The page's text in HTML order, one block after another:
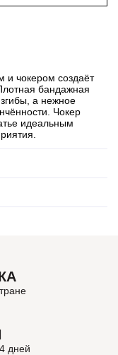
и чокером создаёт
бандажная
а нежное
Чокер
идеальным
дней